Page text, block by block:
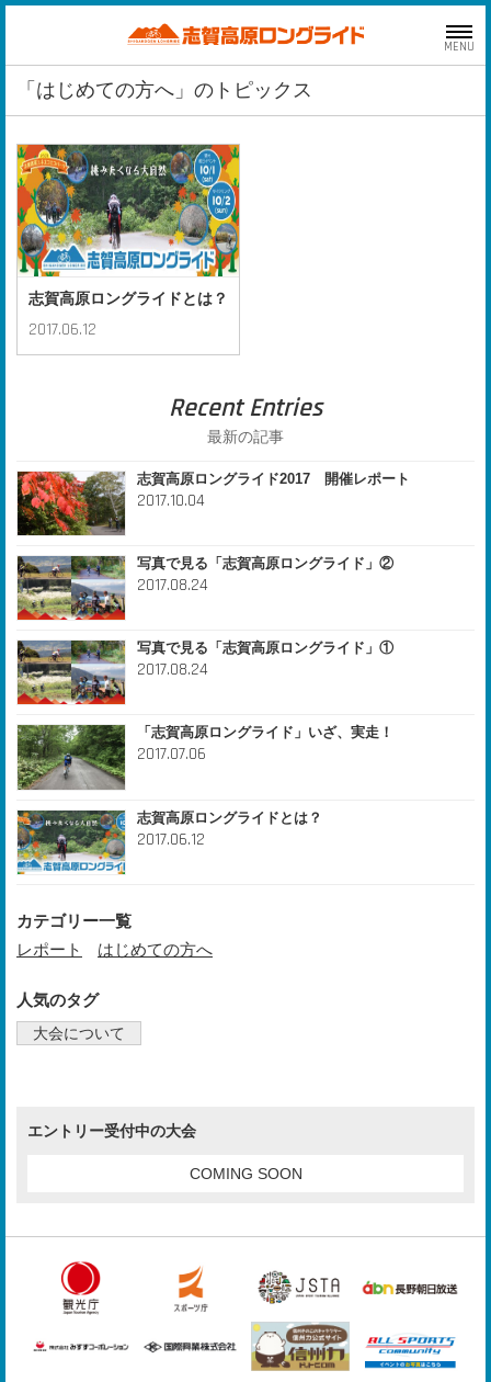
MENU
「はじめての方へ」のトピックス
志賀高原ロングライドとは？
2017.06.12
Recent Entries
最新の記事
志賀高原ロングライド2017 開催レポート
2017.10.04
写真で見る「志賀高原ロングライド」②
2017.08.24
写真で見る「志賀高原ロングライド」①
2017.08.24
「志賀高原ロングライド」いざ、実走！
2017.07.06
志賀高原ロングライドとは？
2017.06.12
カテゴリー一覧
レポート
はじめての方へ
人気のタグ
大会について
エントリー受付中の大会
COMING SOON